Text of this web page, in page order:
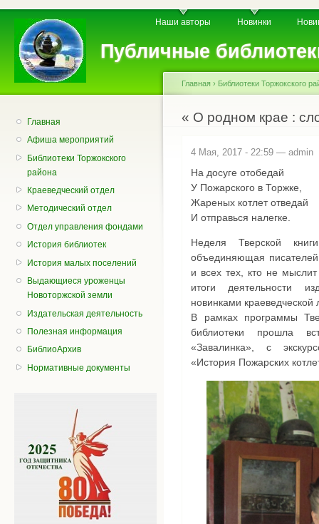
Публичные
Главное меню Наши авторы Новинки
Вторичное меню
Главная
Афиша мероприятий
Библиотеки Торжокского
района
Краеведческий отдел
Методический отдел
Отдел управления фондами
История библиотек
История малых поселений
Выдающиеся уроженцы
Новоторжской земли
Издательская деятельность
Полезная информация
БиблиоАрхив
Нормативные документы
Вы здесь
Главная › Библиотеки Торжокского
« О родном крае :
4 Мая, 2017 - 22:59 —admin
На досуге отобедай
У Пожарского в Торжке,
Жареных котлет отведай
И отправься налегке.
Неделя Тверской
объединяющая
и всех тех, кто не
итоги деятельности
новинками
В рамках программы
библиотеки прошла
«Завалинка», с
«История Пожарских